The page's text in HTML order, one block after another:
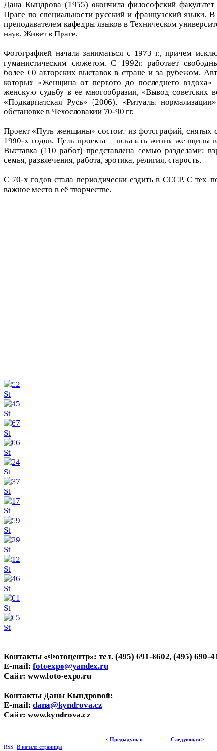
Дана Кындрова (1955) окончила философский факультет
Праге по специальности русский и французский языки. В
преподавателем кафедры языков в Техническом
наук. Живет в Праге.
Фотографией начала заниматься с 1973 г., причем
гуманистическим сюжетом. С 1992г. работает
более 60 авторских выставок в стране и за рубежом.
которых «Женщина от первого до последнего вздоха»
женскую судьбу в ее многообразии, «Вывод советских
«Подкарпатскaя Русь» (2006), «Ритуалы
обстановке в Чехословакии 70-90 гг.
Проект «Путь женщины» состоит из фотографий, снятых
1990-х годов. Цель проекта – показать жизнь женщины
Выставка (110 работ) представлена семью разделами:
семья, развлечения, работа, эротика, религия, старость.
С 70-х годов стала периодически ездить в СССР. С тех
важное место в её творчестве.
Контакты «Фотоцентр»: тел. (495) 691-8602, (495) 690-
E-mail: fotoexpo@yandex.ru
Сайт: www.foto-expo.ru
Контакты Даны Кындровой:
E-mail: dana@kyndrova.cz
Сайт: www.kyndrova.cz
< Предыдущая
Следующая >
RSS | В начало страницы